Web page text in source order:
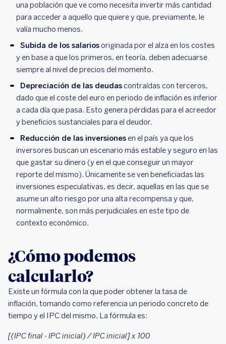
una población que ve como necesita invertir más cantidad
para acceder a aquello que quiere y que, previamente, le
valía mucho menos.
Subida de los salarios originada por el alza en los costes
y en base a que los primeros, en teoría, deben adecuarse
siempre al nivel de precios del momento.
Depreciación de las deudas contraídas con terceros,
dado que el coste del euro en periodo de inflación es inferior
a cada día que pasa. Esto genera pérdidas para el acreedor
y beneficios sustanciales para el deudor.
Reducción de las inversiones en el país ya que los
inversores buscan un escenario más estable y seguro en las
que gastar su dinero (y en el que conseguir un mayor
reporte del mismo). Únicamente se ven beneficiadas las
inversiones especulativas, es decir, aquellas en las que se
asume un alto riesgo por una alta recompensa y que,
normalmente, son más perjudiciales en este tipo de
contexto económico.
¿Cómo podemos
calcularlo?
Existe un fórmula con la que poder obtener la tasa de
inflación, tomando como referencia un periodo concreto de
tiempo y el IPC del mismo. La fórmula es:
[(IPC final - IPC inicial) / IPC inicial] x 100